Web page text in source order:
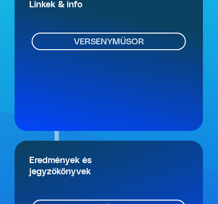
Linkek & info
VERSENYMŰSOR
Eredmények és
jegyzőkönyvek